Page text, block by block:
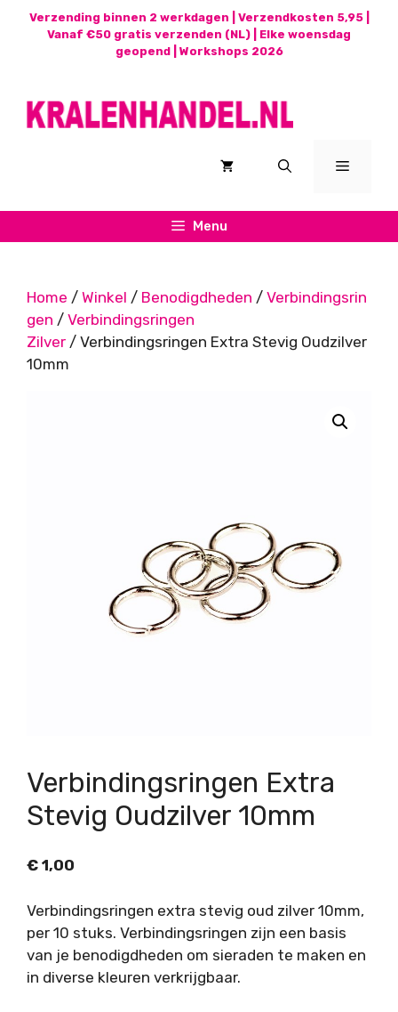
Verzending binnen 2 werkdagen | Verzendkosten 5,95 |
Vanaf €50 gratis verzenden (NL) | Elke woensdag
geopend | Workshops 2026
Menu
Menu
Home / Winkel / Benodigdheden / Verbindingsrin
gen / Verbindingsringen
Zilver / Verbindingsringen Extra Stevig Oudzilver
10mm
Verbindingsringen Extra
Stevig Oudzilver 10mm
€ 1,00
Verbindingsringen extra stevig oud zilver 10mm,
per 10 stuks. Verbindingsringen zijn een basis
van je benodigdheden om sieraden te maken en
in diverse kleuren verkrijgbaar.